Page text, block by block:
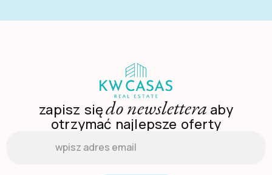
zapisz siędo newslettera aby
otrzymać najlepsze oferty